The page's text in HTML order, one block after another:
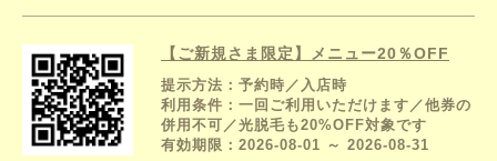
【ご新規さま限定】メニュー20％OFF
提示方法： 予約時／入店時
利用条件： 一回ご利用いただけます／他券の
併用不可／光脱毛も20%OFF対象です
有効期限： 2026-08-01 ～ 2026-08-31